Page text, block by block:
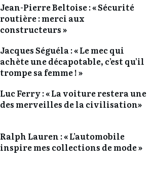
Jean-Pierre Beltoise : « Sécurité
routière : merci aux
constructeurs »
Jacques Séguéla : « Le mec qui
achète une décapotable, c’est qu’il
trompe sa femme ! »
Luc Ferry : « La voiture restera une
des merveilles de la civilisation»
Ralph Lauren : « L’automobile
inspire mes collections de mode »